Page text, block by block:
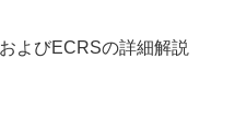
よびECRSの詳細解説